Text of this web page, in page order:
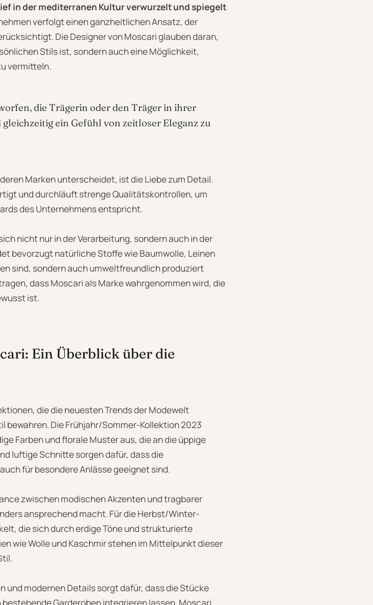
in der mediterranen Kultur verwurzelt und spiegelt
verfolgt einen ganzheitlichen Ansatz, der
Die Designer von Moscari glauben daran,
Stils ist, sondern auch eine Möglichkeit,
vermitteln.
die Trägerin oder den Träger in ihrer
ein Gefühl von zeitloser Eleganz zu
Marken unterscheidet, ist die Liebe zum Detail.
und durchläuft strenge Qualitätskontrollen, um
des Unternehmens entspricht.
nicht nur in der Verarbeitung, sondern auch in der
bevorzugt natürliche Stoffe wie Baumwolle, Leinen
sind, sondern auch umweltfreundlich produziert
dass Moscari als Marke wahrgenommen wird, die
ist.
Ein Überblick über die
die die neuesten Trends der Modewelt
bewahren. Die Frühjahr/Sommer-Kollektion 2023
Farben und florale Muster aus, die an die üppige
luftige Schnitte sorgen dafür, dass die
für besondere Anlässe geeignet sind.
zwischen modischen Akzenten und tragbarer
ansprechend macht. Für die Herbst/Winter-
die sich durch erdige Töne und strukturierte
wie Wolle und Kaschmir stehen im Mittelpunkt dieser
und modernen Details sorgt dafür, dass die Stücke